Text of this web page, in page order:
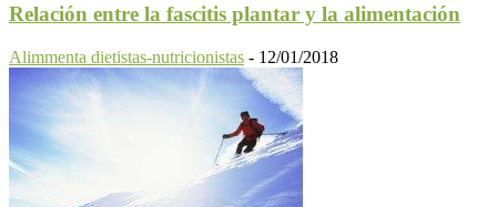
Relación entre la fascitis plantar y la alimentación
Alimmenta dietistas-nutricionistas - 12/01/2018